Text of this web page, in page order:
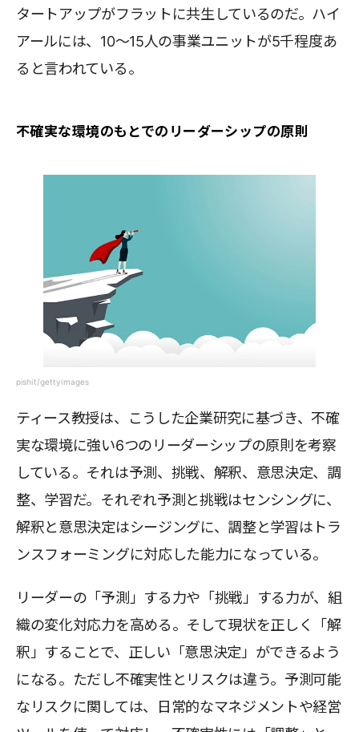
タートアップがフラットに共生しているのだ。ハイ
アールには、10～15人の事業ユニットが5千程度あ
ると言われている。
不確実な環境のもとでのリーダーシップの原則
pishit/gettyimages
ティース教授は、こうした企業研究に基づき、不確
実な環境に強い6つのリーダーシップの原則を考察
している。それは予測、挑戦、解釈、意思決定、調
整、学習だ。それぞれ予測と挑戦はセンシングに、
解釈と意思決定はシージングに、調整と学習はトラ
ンスフォーミングに対応した能力になっている。
リーダーの「予測」する力や「挑戦」する力が、組
織の変化対応力を高める。そして現状を正しく「解
釈」することで、正しい「意思決定」ができるよう
になる。ただし不確実性とリスクは違う。予測可能
なリスクに関しては、日常的なマネジメントや経営